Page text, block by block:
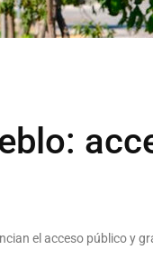
el acceso público y